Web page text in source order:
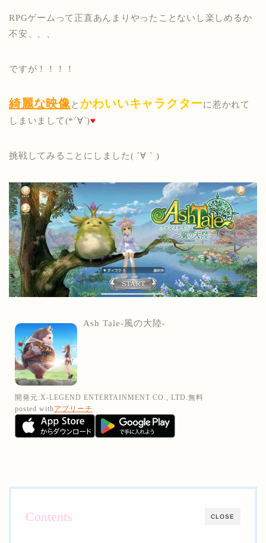
RPGゲームって正直あんまりやったことないし楽しめるか
不安、、、
ですが！！！！
綺麗な映像と かわいいキャラクターに惹かれて
しまいまして(*´∀`)♥
挑戦してみることにしました( ´∀｀)
Ash Tale-風の大陸-
開発元:X-LEGEND ENTERTAINMENT CO., LTD.無料
posted withアプリーチ
CLOSE
Contents